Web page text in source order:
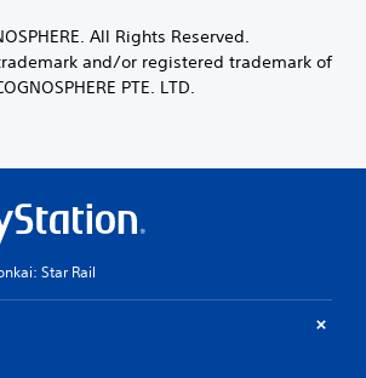
All Rights Reserved.
and/or registered trademark of
PTE. LTD.
Star Rail